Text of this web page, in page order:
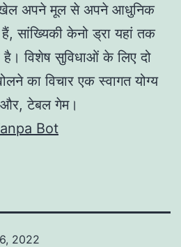
खेल अपने मूल से अपने आधुनिक
सांख्यिकी केनो ड्रा यहां तक
है। विशेष सुविधाओं के लिए दो
का विचार एक स्वागत योग्य
टेबल गेम।
Bot
2022